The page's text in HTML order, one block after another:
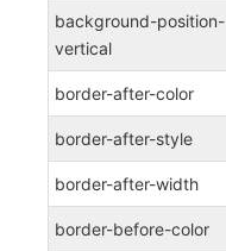
background-position-
vertical
border-after-color
border-after-style
border-after-width
border-before-color